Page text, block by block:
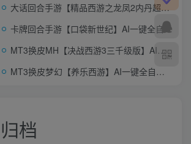
大话回合手游【精品西游之龙凤2内丹超变版】AI一键全自动搭建+Linux手工服务端+JAVA神兔后台+代理后台+安卓+详细搭建教程+视频教程
卡牌回合手游【口袋新世纪】AI一键全自动搭建+管理后台+GM授权后台+安卓苹果双端
MT3换皮MH【决战西游3三千级版】AI一键全自动搭建+Linux手工服务端+安卓苹果双端+GM后台+详细搭建教程+全套源码+赞助攻略掉落说明
MT3换皮梦幻【养乐西游】AI一键全自动搭建+Linux手工服务端+源码+管理后台+GM后台+安卓苹果双端+详细搭建教程+视频教程
归档